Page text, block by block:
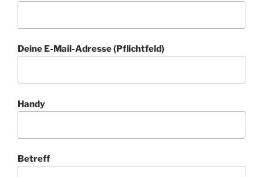
Deine E-Mail-Adresse (Pflichtfeld)
Handy
Betreff